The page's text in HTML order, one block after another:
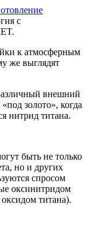
с
к атмосферным
же выглядят
внешний
золото», когда
нитрид титана.
быть не только
но и других
спросом
оксинитридом
титана).